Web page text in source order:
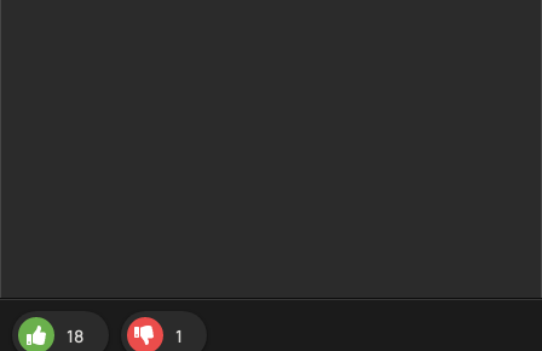
18 1